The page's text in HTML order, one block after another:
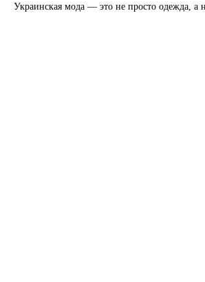
Украинская мода — это не просто одежда, а